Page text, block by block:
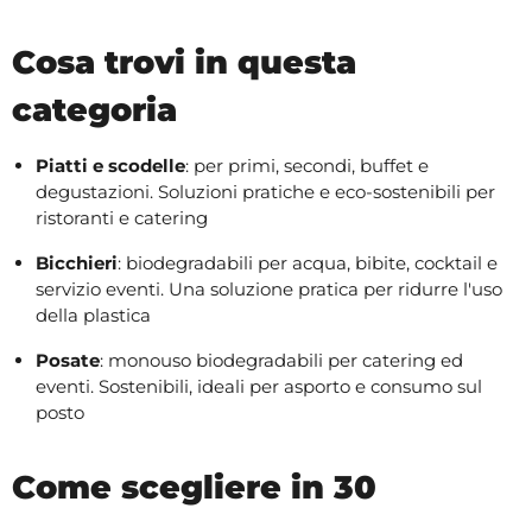
Cosa trovi in questa
categoria
Piatti e scodelle: per primi, secondi, buffet e
degustazioni. Soluzioni pratiche e eco-sostenibili per
ristoranti e catering
Bicchieri: biodegradabili per acqua, bibite, cocktail e
servizio eventi. Una soluzione pratica per ridurre l'uso
della plastica
Posate: monouso biodegradabili per catering ed
eventi. Sostenibili, ideali per asporto e consumo sul
posto
Come scegliere in 30